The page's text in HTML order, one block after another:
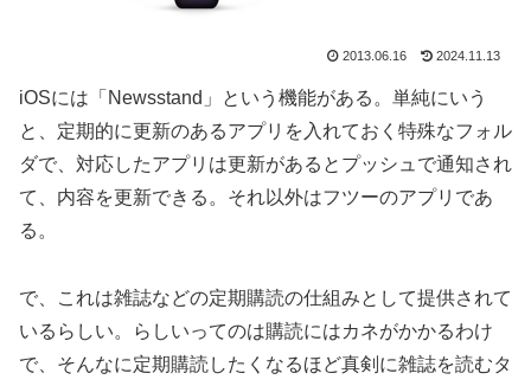
2013.06.16 2024.11.13
iOSには「Newsstand」という機能がある。単純にいう
と、定期的に更新のあるアプリを入れておく特殊なフォル
ダで、対応したアプリは更新があるとプッシュで通知され
て、内容を更新できる。それ以外はフツーのアプリであ
る。
で、これは雑誌などの定期購読の仕組みとして提供されて
いるらしい。らしいってのは購読にはカネがかかるわけ
で、そんなに定期購読したくなるほど真剣に雑誌を読むタ